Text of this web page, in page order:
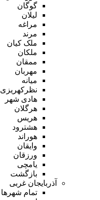
گوگان
لیلان
مراغه
مرند
ملک کیان
ملکان
ممقان
مهربان
میانه
نظرکهریزی
هادی شهر
هرگلان
هریس
هشترود
هوراند
وایقان
ورزقان
یامچی
بازگشت
آذربایجان غربی
تمام شهر‌ها